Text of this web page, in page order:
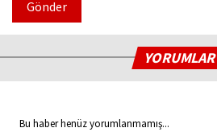
Gönder
YORUMLAR
Bu haber henüz yorumlanmamış...